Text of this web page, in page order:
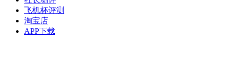
飞机杯评测
淘宝店
APP下载